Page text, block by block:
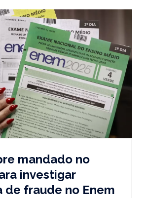
mandado no
investigar
de fraude no Enem